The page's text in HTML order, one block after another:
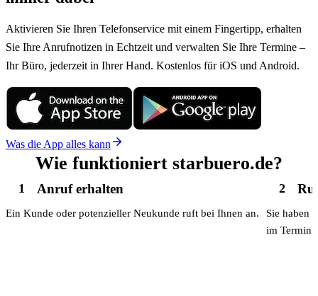
einem fairen monatlichen Preis im
Aktivieren Sie Ihren Telefonservice mit einem Fingertipp, erhalten
Sie Ihre Anrufnotizen in Echtzeit und verwalten Sie Ihre Termine –
Ihr Büro, jederzeit in Ihrer Hand. Kostenlos für iOS und Android.
Was die App alles kann
Wie funktioniert starbuero.de?
1 Anruf erhalten
Ein Kunde oder potenzieller Neukunde ruft bei Ihnen an.
2
Sie haben
im Termin